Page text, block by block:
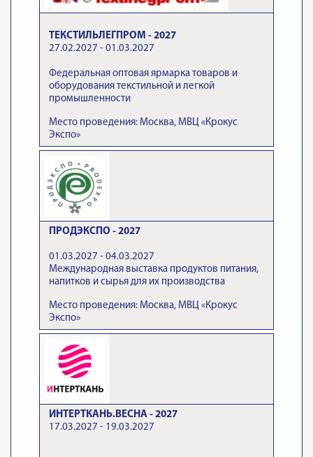
ТЕКСТИЛЬЛЕГПРОМ - 2027
27.02.2027 - 01.03.2027
Федеральная оптовая ярмарка товаров и
оборудования текстильной и легкой
промышленности
Место проведения: Москва, МВЦ «Крокус
Экспо»
ПРОДЭКСПО - 2027
01.03.2027 - 04.03.2027
Международная выставка продуктов питания,
напитков и сырья для их производства
Место проведения: Москва, МВЦ «Крокус
Экспо»
ИНТЕРТКАНЬ.ВЕСНА - 2027
17.03.2027 - 19.03.2027